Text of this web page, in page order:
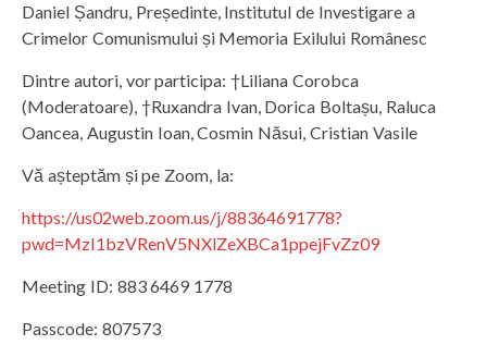
Daniel Șandru, Președinte, Institutul de Investigare a
Crimelor Comunismului și Memoria Exilului Românesc
Dintre autori, vor participa: †Liliana Corobca
(Moderatoare), †Ruxandra Ivan, Dorica Boltașu, Raluca
Oancea, Augustin Ioan, Cosmin Năsui, Cristian Vasile
Vă așteptăm și pe Zoom, la:
https://us02web.zoom.us/j/88364691778?
pwd=MzI1bzVRenV5NXlZeXBCa1ppejFvZz09
Meeting ID: 883 6469 1778
Passcode: 807573